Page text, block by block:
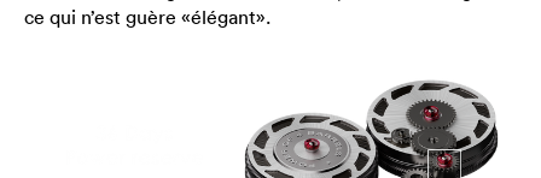
ce qui n’est guère «élégant».